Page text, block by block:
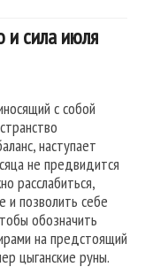
и сила июля
с собой
наступает
не предвидится
расслабиться,
и позволить себе
обозначить
на предстоящий
цыганские руны.